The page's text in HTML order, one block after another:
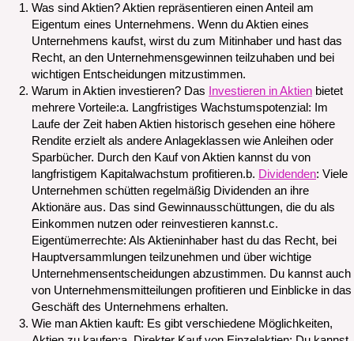
Was sind Aktien? Aktien repräsentieren einen Anteil am
Eigentum eines Unternehmens. Wenn du Aktien eines
Unternehmens kaufst, wirst du zum Mitinhaber und hast das
Recht, an den Unternehmensgewinnen teilzuhaben und bei
wichtigen Entscheidungen mitzustimmen.
Warum in Aktien investieren? Das
Investieren in Aktien bietet
mehrere Vorteile:a. Langfristiges Wachstumspotenzial: Im
Laufe der Zeit haben Aktien historisch gesehen eine höhere
Rendite erzielt als andere Anlageklassen wie Anleihen oder
Sparbücher. Durch den Kauf von Aktien kannst du von
langfristigem Kapitalwachstum profitieren.b. Dividenden: Viele
Unternehmen schütten regelmäßig Dividenden an ihre
Aktionäre aus. Das sind Gewinnausschüttungen, die du als
Einkommen nutzen oder reinvestieren kannst.c.
Eigentümerrechte: Als Aktieninhaber hast du das Recht, bei
Hauptversammlungen teilzunehmen und über wichtige
Unternehmensentscheidungen abzustimmen. Du kannst auch
von Unternehmensmitteilungen profitieren und Einblicke in das
Geschäft des Unternehmens erhalten.
Wie man Aktien kauft: Es gibt verschiedene Möglichkeiten,